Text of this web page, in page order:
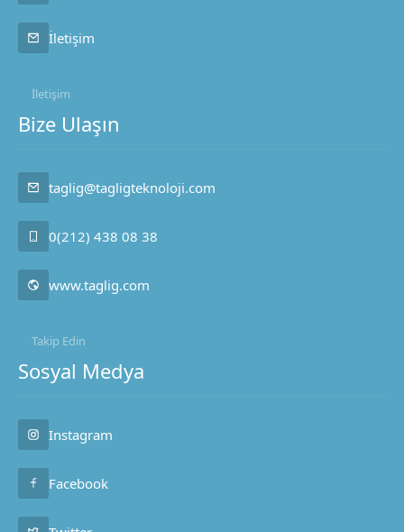
İletişim
İletişim
Bize Ulaşın
taglig@tagligteknoloji.com
0(212) 438 08 38
www.taglig.com
Takip Edin
Sosyal Medya
Instagram
Facebook
Taglig Teknoloji